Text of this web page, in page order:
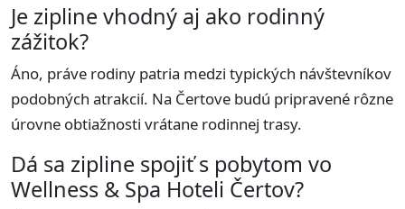
Je zipline vhodný aj ako rodinný
zážitok?
Áno, práve rodiny patria medzi typických návštevníkov
podobných atrakcií. Na Čertove budú pripravené rôzne
úrovne obtiažnosti vrátane rodinnej trasy.
Dá sa zipline spojiť s pobytom vo
Wellness & Spa Hoteli Čertov?